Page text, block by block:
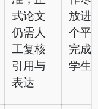
式论文
仍需人
工复核
引用与
表达
放进
个平
完成
学生